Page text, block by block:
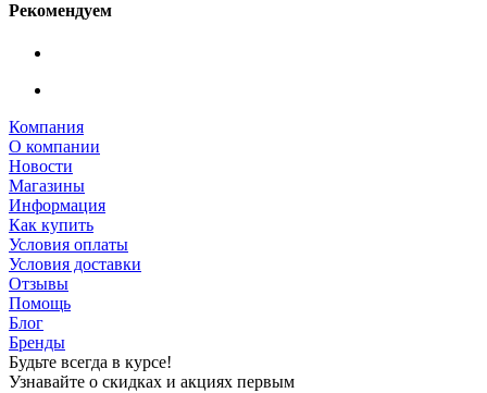
Рекомендуем
Компания
О компании
Новости
Магазины
Информация
Как купить
Условия оплаты
Условия доставки
Отзывы
Помощь
Блог
Бренды
Будьте всегда в курсе!
Узнавайте о скидках и акциях первым